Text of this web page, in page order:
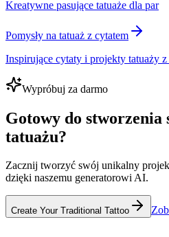
Kreatywne pasujące tatuaże dla par
Pomysły na tatuaż z cytatem
Inspirujące cytaty i projekty tatuaży
Wypróbuj za darmo
Gotowy do stworzenia
tatuażu?
Zacznij tworzyć swój unikalny
dzięki naszemu generatorowi AI.
Create Your Traditional Tattoo